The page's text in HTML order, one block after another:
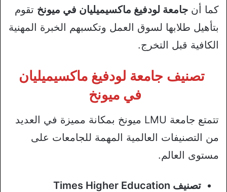
كما أن جامعة لودفيغ ماكسيميليان في ميونخ تقوم
بتأهيل طلابها لسوق العمل وتكسبهم الخبرة المهنية
الكافية قبل التخرج.
تصنيف جامعة لودفيغ ماكسيميليان
في ميونخ
تتمتع جامعة LMU ميونخ بمكانة مميزة في العديد
من التصنيفات العالمية المهمة للجامعات على
مستوى العالم.
تصنيف Times Higher Education